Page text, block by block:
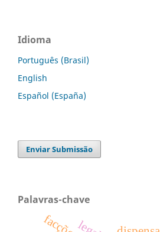
Idioma
Português (Brasil)
English
Español (España)
Enviar Submissão
Palavras-chave